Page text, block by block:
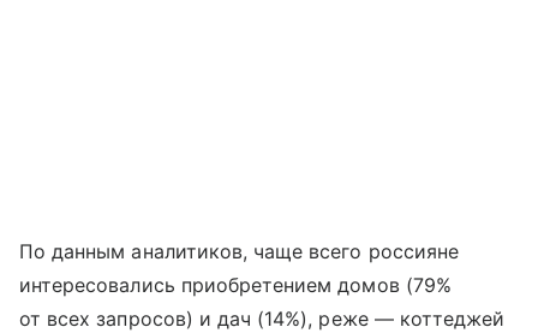
По данным аналитиков, чаще всего россияне
интересовались приобретением домов (79%
от всех запросов) и дач (14%), реже — коттеджей